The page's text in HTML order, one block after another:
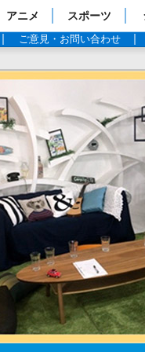
アニメ スポーツ
ご意見・お問い合わせ